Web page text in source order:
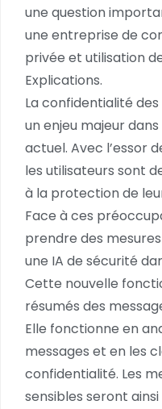
une question
une entreprise de
privée et utilisation
Explications.
La confidentialité
un enjeu majeur
actuel. Avec l’essor
les utilisateurs sont
à la protection de
Face à ces
prendre des
une IA de sécurité
Cette nouvelle
résumés des
Elle fonctionne en
messages et en les
confidentialité. Les
sensibles seront